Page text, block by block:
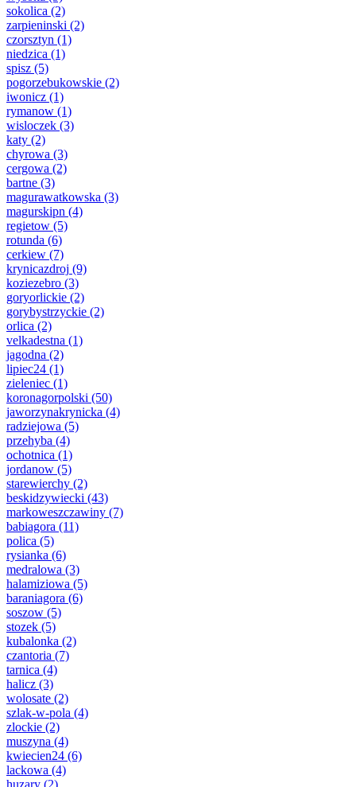
sokolica (2)
zarpieninski (2)
czorsztyn (1)
niedzica (1)
spisz (5)
pogorzebukowskie (2)
iwonicz (1)
rymanow (1)
wisloczek (3)
katy (2)
chyrowa (3)
cergowa (2)
bartne (3)
magurawatkowska (3)
magurskipn (4)
regietow (5)
rotunda (6)
cerkiew (7)
krynicazdroj (9)
koziezebro (3)
goryorlickie (2)
gorybystrzyckie (2)
orlica (2)
velkadestna (1)
jagodna (2)
lipiec24 (1)
zieleniec (1)
koronagorpolski (50)
jaworzynakrynicka (4)
radziejowa (5)
przehyba (4)
ochotnica (1)
jordanow (5)
starewierchy (2)
beskidzywiecki (43)
markoweszczawiny (7)
babiagora (11)
polica (5)
rysianka (6)
medralowa (3)
halamiziowa (5)
baraniagora (6)
soszow (5)
stozek (5)
kubalonka (2)
czantoria (7)
tarnica (4)
halicz (3)
wolosate (2)
szlak-w-pola (4)
zlockie (2)
muszyna (4)
kwiecien24 (6)
lackowa (4)
huzary (2)